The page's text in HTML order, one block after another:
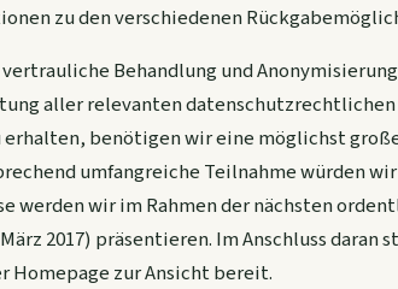
zu den verschiedenen
Behandlung und
aller relevanten
erhalten, benötigen wir eine möglichst
umfangreiche Teilnahme würden
werden wir im Rahmen der nächsten
2017) präsentieren. Im Anschluss daran
Homepage zur Ansicht bereit.